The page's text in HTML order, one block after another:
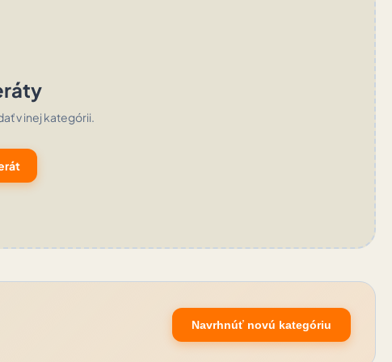
v inej kategórii.
Navrhnúť novú kategóriu